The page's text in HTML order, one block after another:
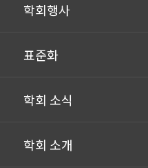
학회행사
표준화
학회 소식
학회 소개